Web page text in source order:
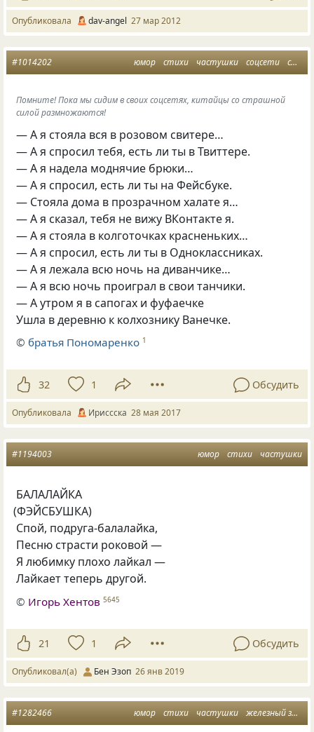
Опубликовала dav-angel 27 мар 2012
юмор стихи частушки соцсети стишкалики п
#1014202
Помните! Пока мы сидим в своих соцсетях, китайцы со страшной
силой размножаются!
— А я стояла вся в розовом свитере…
— А я спросил тебя, есть ли ты в Твиттере.
— А я надела моднячие брюки…
— А я спросил, есть ли ты на Фейсбуке.
— Стояла дома в прозрачном халате я…
— А я сказал, тебя не вижу ВКонтакте я.
— А я стояла в колготочках красненьких…
— А я спросил, есть ли ты в Одноклассниках.
— А я лежала всю ночь на диванчике…
— А я всю ночь проиграл в свои танчики.
— А утром я в сапогах и фуфаечке
Ушла в деревню к колхознику Ванечке.
©братья Пономаренко 1
32 1 Обсудить
Опубликовала Ириссска 28 мая 2017
юмор стихи частушки
#1194003
БАЛАЛАЙКА
(ФЭЙСБУШКА)
Спой, подруга-балалайка,
Песню страсти роковой —
Я любимку плохо лайкал —
Лайкает теперь другой.
© Игорь Хентов 5645
21 1 Обсудить
Опубликовал(а) Бен Эзоп 26 янв 2019
юмор стихи частушки железный занавес
#1282466